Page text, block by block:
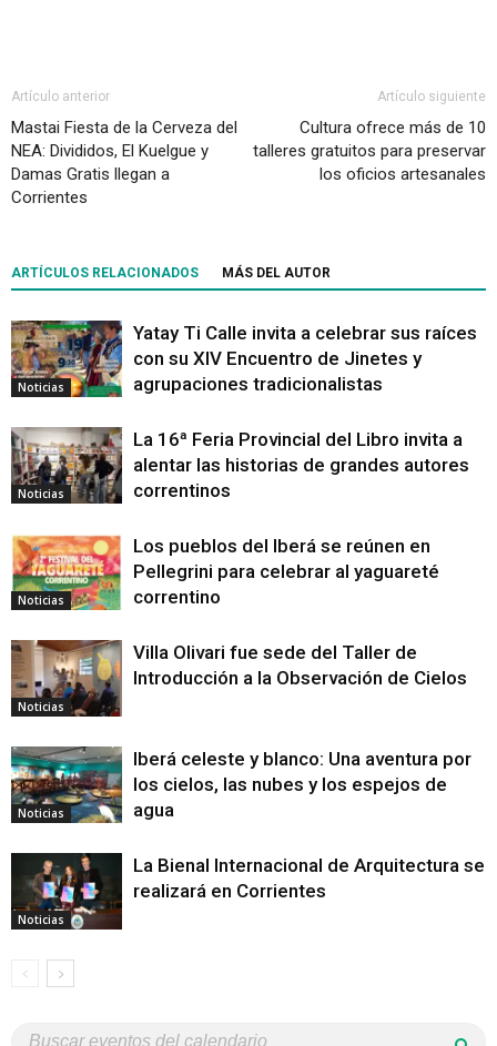
Artículo anterior
Mastai Fiesta de la Cerveza del
NEA: Divididos, El Kuelgue y
Damas Gratis llegan a
Corrientes
Artículo siguiente
Cultura ofrece más de 10
talleres gratuitos para preservar
los oficios artesanales
ARTÍCULOS RELACIONADOS MÁS DEL AUTOR
Noticias
Yatay Ti Calle invita a celebrar sus raíces
con su XIV Encuentro de Jinetes y
agrupaciones tradicionalistas
Noticias
La 16ª Feria Provincial del Libro invita a
alentar las historias de grandes autores
correntinos
Noticias
Los pueblos del Iberá se reúnen en
Pellegrini para celebrar al yaguareté
correntino
Noticias
Villa Olivari fue sede del Taller de
Introducción a la Observación de Cielos
Noticias
Iberá celeste y blanco: Una aventura por
los cielos, las nubes y los espejos de
agua
Noticias
La Bienal Internacional de Arquitectura se
realizará en Corrientes